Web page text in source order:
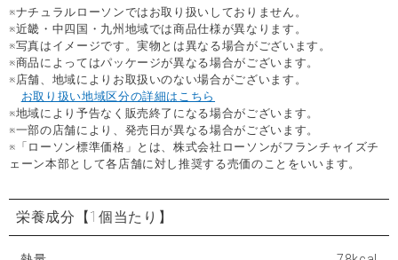
※ナチュラルローソンではお取り扱いしておりません。
※近畿・中四国・九州地域では商品仕様が異なります。
※写真はイメージです。実物とは異なる場合がございます。
※商品によってはパッケージが異なる場合がございます。
※店舗、地域によりお取扱いのない場合がございます。
お取り扱い地域区分の詳細はこちら
※地域により予告なく販売終了になる場合がございます。
※一部の店舗により、発売日が異なる場合がございます。
※「ローソン標準価格」とは、株式会社ローソンがフランチャイズチ
ェーン本部として各店舗に対し推奨する売価のことをいいます。
栄養成分 【1個当たり】